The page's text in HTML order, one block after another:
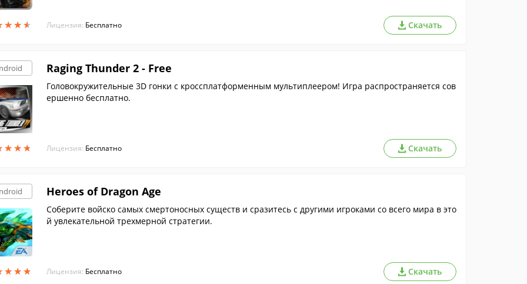
★★★
★★★ Лицензия: Бесплатно Скачать
★★★
★★★
Raging Thunder 2 - Free
Головокружительные 3D гонки с кроссплатформенным мультиплеером! Игра распространяется сов
ершенно бесплатно.
Лицензия: Бесплатно Скачать
★★★
★★★
Heroes of Dragon Age
Соберите войско самых смертоносных существ и сразитесь с другими игроками со всего мира в это
й увлекательной трехмерной стратегии.
Лицензия: Бесплатно Скачать